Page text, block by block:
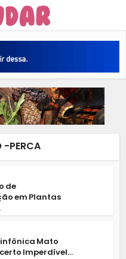
-PERCA
de
em Plantas
Mato
Imperdível...